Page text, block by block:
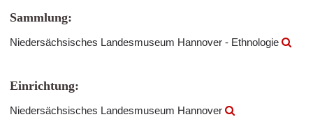
Sammlung:
Niedersächsisches Landesmuseum Hannover - Ethnologie
Einrichtung:
Niedersächsisches Landesmuseum Hannover